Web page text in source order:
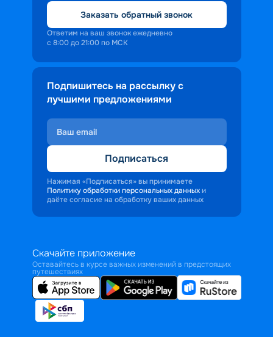
Заказать обратный звонок
Ответим на ваш звонок ежедневно
с 8:00 до 21:00 по МСК
Подпишитесь на рассылку с
лучшими предложениями
Подписаться
Нажимая «Подписаться» вы принимаете
Политику обработки персональных данных и
даёте согласие на обработку ваших данных
Скачайте приложение
Оставайтесь в курсе важных изменений в предстоящих
путешествиях